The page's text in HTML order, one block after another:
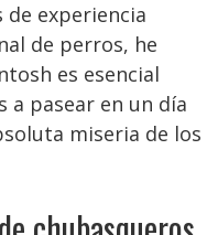
de experiencia
de perros, he
es esencial
a pasear en un día
miseria de los